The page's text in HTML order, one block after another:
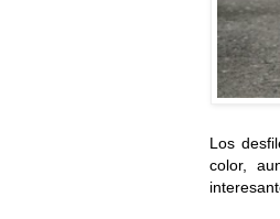
Los
color,